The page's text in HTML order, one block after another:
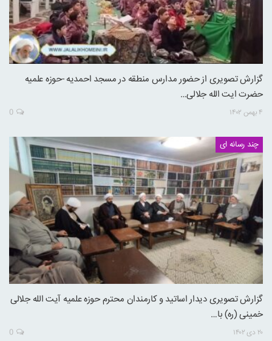
گزارش تصویری از حضور مدارس منطقه در مسجد احمدیه -حوزه علمیه
حضرت ایت الله جلالی…
۴ بهمن ۱۴۰۲ 0
چند رسانه ای
گزارش تصویری دیدار اساتید و کارمندان محترم حوزه علمیه آیت الله جلالی
خمینی (ره) با…
۲۰ دی ۱۴۰۲ 0